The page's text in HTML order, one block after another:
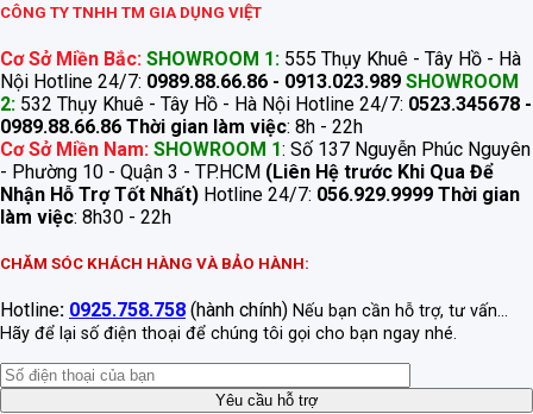
CÔNG TY TNHH TM GIA DỤNG VIỆT
Cơ Sở Miền Bắc: SHOWROOM 1: 555 Thụy Khuê - Tây Hồ - Hà
Nội Hotline 24/7: 0989.88.66.86 - 0913.023.989 SHOWROOM
2: 532 Thụy Khuê - Tây Hồ - Hà Nội Hotline 24/7: 0523.345678 -
0989.88.66.86 Thời gian làm việc: 8h - 22h
Cơ Sở Miền Nam: SHOWROOM 1: Số 137 Nguyễn Phúc Nguyên
- Phường 10 - Quận 3 - TP.HCM (Liên Hệ trước Khi Qua Để
Nhận Hỗ Trợ Tốt Nhất) Hotline 24/7: 056.929.9999 Thời gian
làm việc: 8h30 - 22h
CHĂM SÓC KHÁCH HÀNG VÀ BẢO HÀNH:
Hotline: 0925.758.758 (hành chính) Nếu bạn cần hỗ trợ, tư vấn...
Hãy để lại số điện thoại để chúng tôi gọi cho bạn ngay nhé.